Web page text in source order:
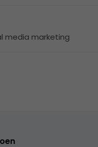
media marketing